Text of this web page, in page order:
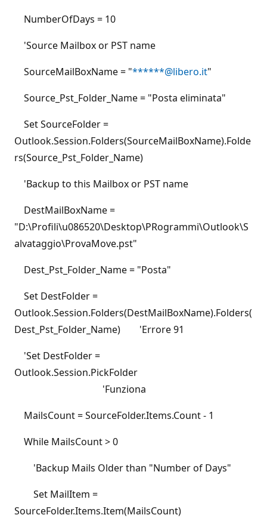
NumberOfDays = 10
'Source Mailbox or PST name
SourceMailBoxName = "******@libero.it"
Source_Pst_Folder_Name = "Posta eliminata"
Set SourceFolder =
Outlook.Session.Folders(SourceMailBoxName).Folde
rs(Source_Pst_Folder_Name)
'Backup to this Mailbox or PST name
DestMailBoxName =
"D:\Profili\u086520\Desktop\PRogrammi\Outlook\S
alvataggio\ProvaMove.pst"
Dest_Pst_Folder_Name = "Posta"
Set DestFolder =
Outlook.Session.Folders(DestMailBoxName).Folders(
Dest_Pst_Folder_Name) 'Errore 91
'Set DestFolder =
Outlook.Session.PickFolder
'Funziona
MailsCount = SourceFolder.Items.Count - 1
While MailsCount > 0
'Backup Mails Older than "Number of Days"
Set MailItem =
SourceFolder.Items.Item(MailsCount)